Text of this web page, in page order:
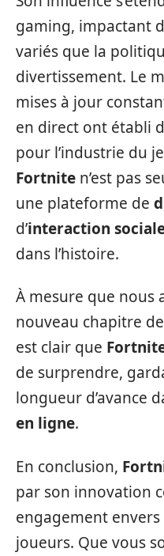
gaming, impactant
variés que la
divertissement. Le
mises à jour
en direct ont établi
pour l’industrie du
Fortnite n’est pas
une plateforme de
d’interaction
dans l’histoire.
À mesure que nous
nouveau chapitre
est clair que
de surprendre,
longueur d’avance
en ligne.
En conclusion,
par son innovation
engagement
joueurs. Que vous